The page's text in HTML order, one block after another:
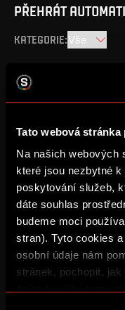
Tato webová
Na našich webových
které jsou nezbytné
poskytování služeb,
dáte souhlas
budeme moci
stran). Tyto cookies
osobní údaje nám
stránek, pochopit,
PŘEHRÁT
KATEGORIE: